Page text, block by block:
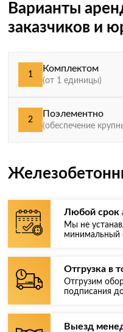
Варианты
заказчиков и
1
Комплектом
(от 1 единицы)
2
Поэлементно
(обеспечение
Любой срок
Мы не
минимальный
Отгрузка в
Отгрузим
подписания
Выезд